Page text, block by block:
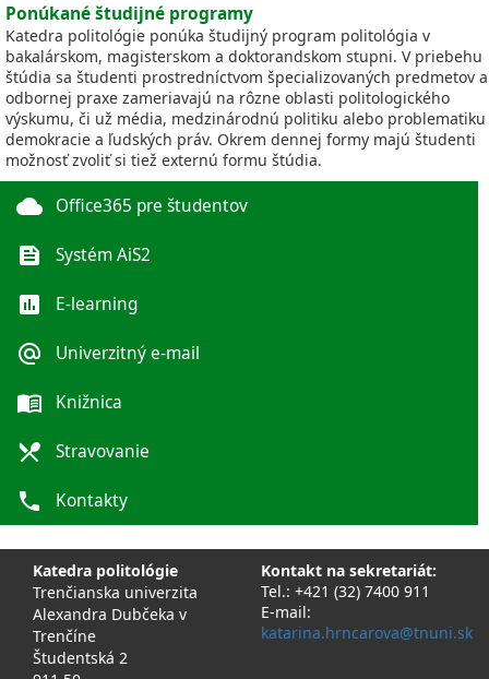
Ponúkané študijné programy
Katedra politológie ponúka študijný program politológia v
bakalárskom, magisterskom a doktorandskom stupni. V priebehu
štúdia sa študenti prostredníctvom špecializovaných predmetov a
odbornej praxe zameriavajú na rôzne oblasti politologického
výskumu, či už média, medzinárodnú politiku alebo problematiku
demokracie a ľudských práv. Okrem dennej formy majú študenti
možnosť zvoliť si tiež externú formu štúdia.
cloud Office365 pre študentov
feed Systém AiS2
poll E-learning
alternate_email Univerzitný e-mail
menu_book Knižnica
local_dining Stravovanie
phone Kontakty
Katedra politológie
Trenčianska univerzita
Alexandra Dubčeka v
Trenčíne
Študentská 2
Kontakt na sekretariát:
Tel.: +421 (32) 7400 911
E-mail:
katarina.hrncarova@tnuni.sk